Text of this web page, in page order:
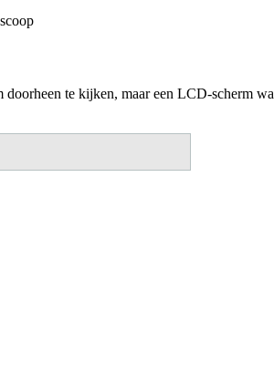
te kijken, maar een LCD-scherm